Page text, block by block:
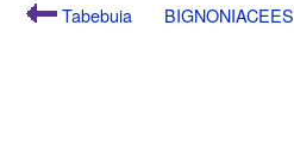
Tabebuia BIGNONIACEES